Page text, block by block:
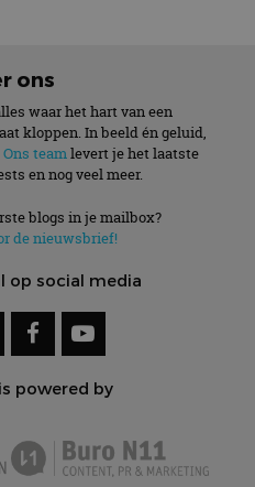
ons
waar het hart van een
kloppen. In beeld én geluid,
Ons teamlevert je het laatste
en nog veel meer.
blogs in je mailbox?
de nieuwsbrief!
op social media
powered by